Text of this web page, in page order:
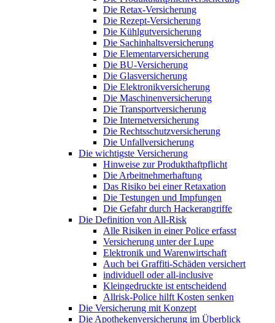
Die Retax-Versicherung
Die Rezept-Versicherung
Die Kühlgutversicherung
Die Sachinhaltsversicherung
Die Elementarversicherung
Die BU-Versicherung
Die Glasversicherung
Die Elektronikversicherung
Die Maschinenversicherung
Die Transportversicherung
Die Internetversicherung
Die Rechtsschutzversicherung
Die Unfallversicherung
Die wichtigste Versicherung
Hinweise zur Produkthaftpflicht
Die Arbeitnehmerhaftung
Das Risiko bei einer Retaxation
Die Testungen und Impfungen
Die Gefahr durch Hackerangriffe
Die Definition von All-Risk
Alle Risiken in einer Police erfasst
Versicherung unter der Lupe
Elektronik und Warenwirtschaft
Auch bei Graffiti-Schäden versichert
individuell oder all-inclusive
Kleingedruckte ist entscheidend
Allrisk-Police hilft Kosten senken
Die Versicherung mit Konzept
Die Apothekenversicherung im Überblick